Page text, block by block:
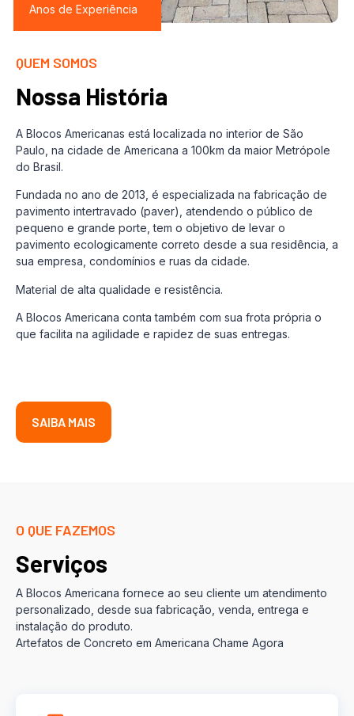
QUEM SOMOS
Nossa História
A Blocos Americanas está localizada no interior de São
Paulo, na cidade de Americana a 100km da maior Metrópole
do Brasil.
Fundada no ano de 2013, é especializada na fabricação de
pavimento intertravado (paver), atendendo o público de
pequeno e grande porte, tem o objetivo de levar o
pavimento ecologicamente correto desde a sua residência, a
sua empresa, condomínios e ruas da cidade.
Material de alta qualidade e resistência.
A Blocos Americana conta também com sua frota própria o
que facilita na agilidade e rapidez de suas entregas.
SAIBA MAIS
Anos de Experiência
O QUE FAZEMOS
Serviços
A Blocos Americana fornece ao seu cliente um atendimento
personalizado, desde sua fabricação, venda, entrega e
instalação do produto.
Artefatos de Concreto em Americana Chame Agora